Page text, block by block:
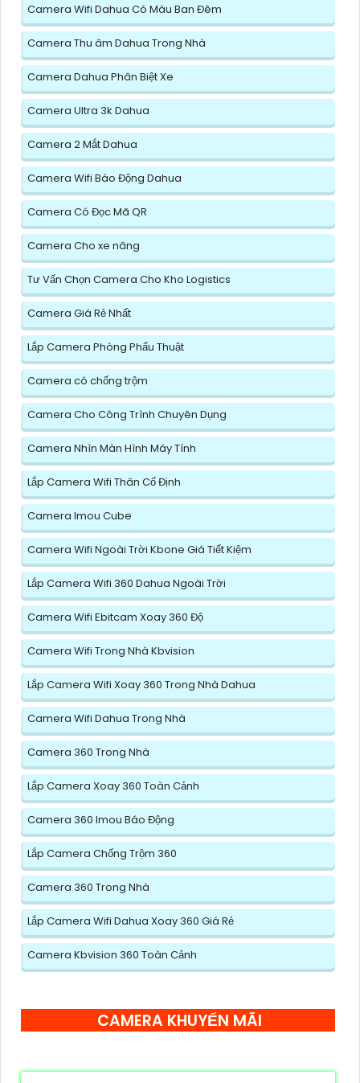
Camera Wifi Dahua Có Màu Ban Đêm
Camera Thu âm Dahua Trong Nhà
Camera Dahua Phân Biệt Xe
Camera Ultra 3k Dahua
Camera 2 Mắt Dahua
Camera Wifi Báo Động Dahua
Camera Có Đọc Mã QR
Camera Cho xe nâng
Tư Vấn Chọn Camera Cho Kho Logistics
Camera Giá Rẻ Nhất
Lắp Camera Phòng Phẩu Thuật
Camera có chống trộm
Camera Cho Công Trình Chuyên Dụng
Camera Nhìn Màn Hình Máy Tính
Lắp Camera Wifi Thân Cố Định
Camera Imou Cube
Camera Wifi Ngoài Trời Kbone Giá Tiết Kiệm
Lắp Camera Wifi 360 Dahua Ngoài Trời
Camera Wifi Ebitcam Xoay 360 Độ
Camera Wifi Trong Nhà Kbvision
Lắp Camera Wifi Xoay 360 Trong Nhà Dahua
Camera Wifi Dahua Trong Nhà
Camera 360 Trong Nhà
Lắp Camera Xoay 360 Toàn Cảnh
Camera 360 Imou Báo Động
Lắp Camera Chống Trộm 360
Camera 360 Trong Nhà
Lắp Camera Wifi Dahua Xoay 360 Giá Rẻ
Camera Kbvision 360 Toàn Cảnh
CAMERA KHUYẾN MÃI